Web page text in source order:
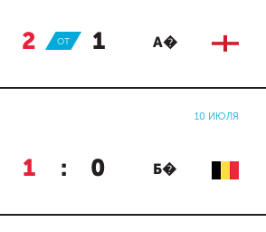
2 : 1 А�
ОТ
10 ИЮЛЯ
1 : 0 Б�